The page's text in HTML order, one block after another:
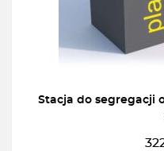
Stacja do segregacji